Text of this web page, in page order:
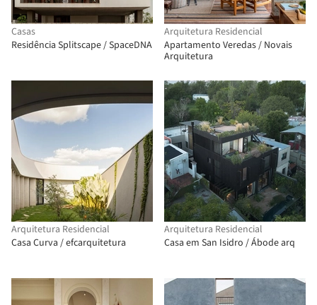
Casas
Residência Splitscape / SpaceDNA
Arquitetura Residencial
Apartamento Veredas / Novais
Arquitetura
Arquitetura Residencial
Casa Curva / efcarquitetura
Arquitetura Residencial
Casa em San Isidro / Ábode arq